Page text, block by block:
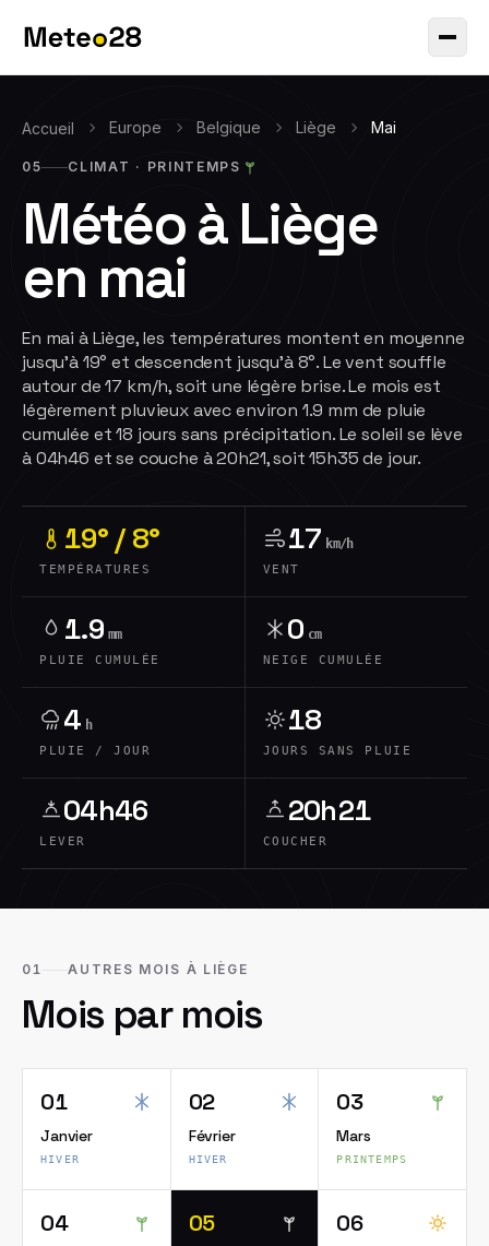
Accueil Europe Belgique Liège Mai
05 CLIMAT · PRINTEMPS
Météo àLiège
en mai
En mai à Liège, les températures montent en moyenne
jusqu'à 19° et descendent jusqu'à 8°. Le vent souffle
autour de 17 km/h, soit une légère brise. Le mois est
légèrement pluvieux avec environ 1.9 mm de pluie
cumulée et 18 jours sans précipitation. Le soleil se lève
à 04h46 et se couche à 20h21, soit 15h35 de jour.
19° / 8°
TEMPÉRATURES
17 km/h
VENT
1.9 mm
PLUIE CUMULÉE
0 cm
NEIGE CUMULÉE
4 h
PLUIE / JOUR
18
JOURS SANS PLUIE
04h46
LEVER
20h21
COUCHER
01 AUTRES MOIS À LIÈGE
Mois par mois
01
Janvier
HIVER
02
Février
HIVER
03
Mars
PRINTEMPS
04 05 06